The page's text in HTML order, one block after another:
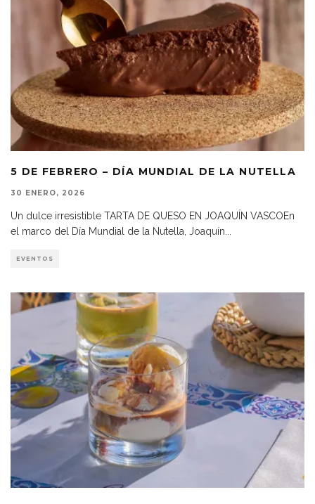
5 DE FEBRERO – DÍA MUNDIAL DE LA NUTELLA
30 ENERO, 2026
Un dulce irresistible TARTA DE QUESO EN JOAQUÍN VASCOEn
el marco del Día Mundial de la Nutella, Joaquín
EVENTOS